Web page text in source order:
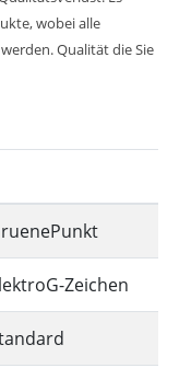
wobei alle
Qualität die Sie
Zeichen